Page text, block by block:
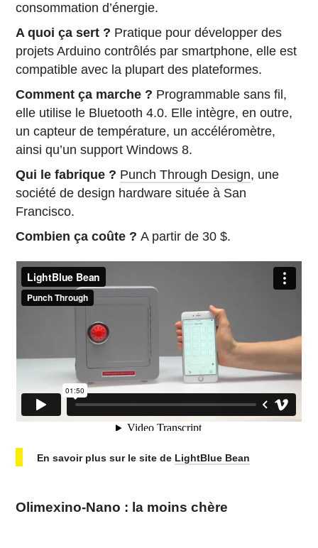
consommation d’énergie.
A quoi ça sert ? Pratique pour développer des
projets Arduino contrôlés par smartphone, elle est
compatible avec la plupart des plateformes.
Comment ça marche ? Programmable sans fil,
elle utilise le Bluetooth 4.0. Elle intègre, en outre,
un capteur de température, un accéléromètre,
ainsi qu’un support Windows 8.
Qui le fabrique ? Punch Through Design, une
société de design hardware située à San
Francisco.
Combien ça coûte ?A partir de 30 $.
En savoir plus sur le site de LightBlue Bean
Olimexino-Nano : la moins chère